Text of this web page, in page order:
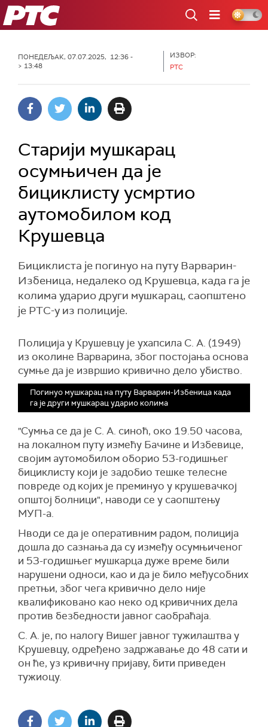
РТС
ПОНЕДЕЉАК, 07.07.2025, 12:36 -
> 13:48
ИЗВОР:
РТС
Старији мушкарац
осумњичен да је
бициклисту усмртио
аутомобилом код
Крушевца
Бициклиста је погинуо на путу Варварин-
Избеница, недалеко од Крушевца, када га је
колима ударио други мушкарац, саопштено
је РТС-у из полиције.
Полиција у Крушевцу је ухапсила С. А. (1949)
из околине Варварина, због постојања основа
сумње да је извршио кривично дело убиство.
Погинуо мушкарац на путу Варварин-Избеница када
га је други мушкарац ударио колима
"Сумња се да је С. А. синоћ, око 19.50 часова,
на локалном путу измећу Бачине и Избевице,
својим аутомобилом оборио 53-годишњег
бициклисту који је задобио тешке телесне
повреде од којих је преминуо у крушевачкој
општој болници", наводи се у саопштењу
МУП-а.
Нводи се да је оперативним радом, полиција
дошла до сазнања да су између осумњиченог
и 53-годишњег мушкарца дуже време били
нарушени односи, као и да је било међусобних
претњи, због чега кривично дело није
квалификовано као неко од кривичних дела
против безбедности јавног саобраћаја.
С. А. је, по налогу Вишег јавног тужилаштва у
Крушевцу, одређено задржавање до 48 сати и
он ће, уз кривичну пријаву, бити приведен
тужиоцу.